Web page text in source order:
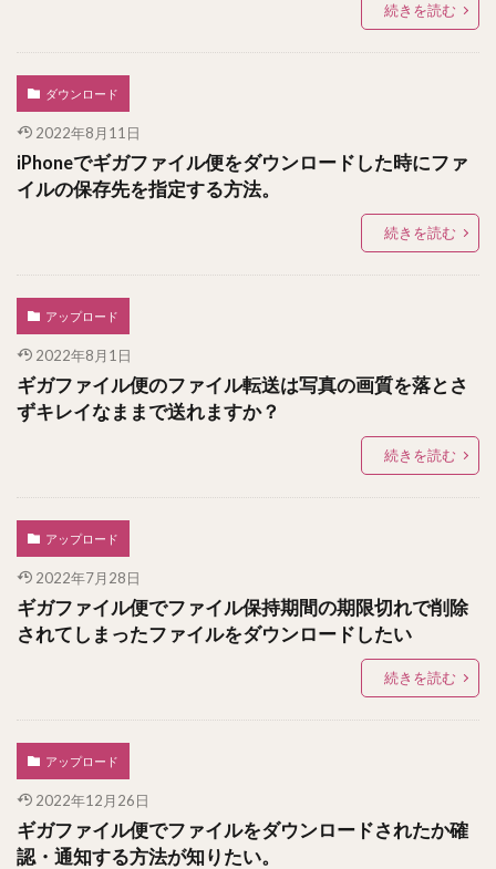
続きを読む
ダウンロード
2022年8月11日
iPhoneでギガファイル便をダウンロードした時にファ
イルの保存先を指定する方法。
続きを読む
アップロード
2022年8月1日
ギガファイル便のファイル転送は写真の画質を落とさ
ずキレイなままで送れますか？
続きを読む
アップロード
2022年7月28日
ギガファイル便でファイル保持期間の期限切れで削除
されてしまったファイルをダウンロードしたい
続きを読む
アップロード
2022年12月26日
ギガファイル便でファイルをダウンロードされたか確
認・通知する方法が知りたい。